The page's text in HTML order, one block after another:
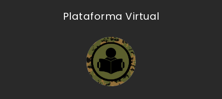
Plataforma Virtual